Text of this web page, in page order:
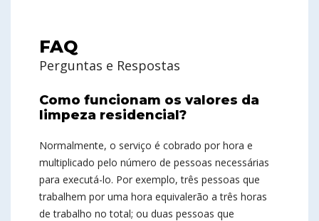
FAQ
Perguntas e Respostas
Como funcionam os valores da
limpeza residencial?
Normalmente, o serviço é cobrado por hora e
multiplicado pelo número de pessoas necessárias
para executá-lo. Por exemplo, três pessoas que
trabalhem por uma hora equivalerão a três horas
de trabalho no total; ou duas pessoas que